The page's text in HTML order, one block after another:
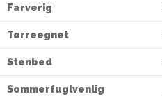
Farverig
Tørreegnet
Stenbed
Sommerfuglvenlig